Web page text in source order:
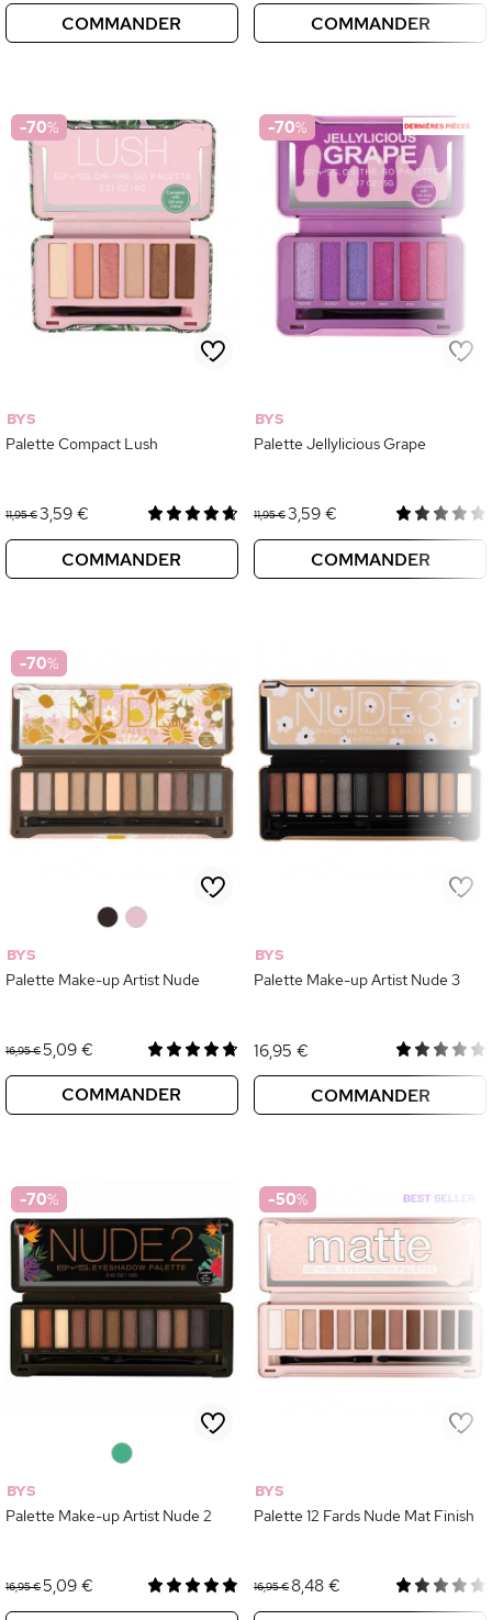
COMMANDER COMMANDER
-70%
BYS
Palette Compact Lush
11,95 €3,59 €
COMMANDER
-70%
BYS
Palette Jellylicious Grape
11,95 €3,59 €
COMMANDER
-70%
BYS
Palette Make-up Artist Nude
16,95 €5,09 €
COMMANDER
BYS
Palette Make-up Artist Nude 3
16,95 €
COMMANDER
-70%
BYS
Palette Make-up Artist Nude 2
16,95 €5,09 €
-50%
BYS
Palette 12 Fards Nude Mat Finish
16,95 € 8,48 €